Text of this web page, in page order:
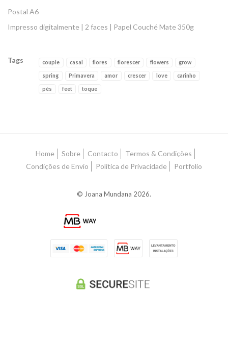
Postal A6
Impresso digitalmente | 2 faces | Papel Couché Mate 350g
Tags couple casal flores florescer flowers grow
spring Primavera amor crescer love carinho
pés feet toque
Home Sobre Contacto
Termos & Condições
Condições de Envio
Política de Privacidade Portfolio
© Joana Mundana 2026.